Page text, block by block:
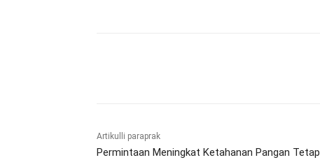
Artikulli paraprak
Permintaan Meningkat Ketahanan Pangan Tetap